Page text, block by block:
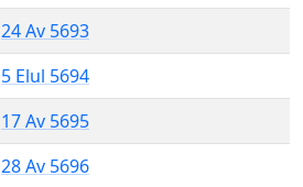
24 Av 5693
5 Elul 5694
17 Av 5695
28 Av 5696